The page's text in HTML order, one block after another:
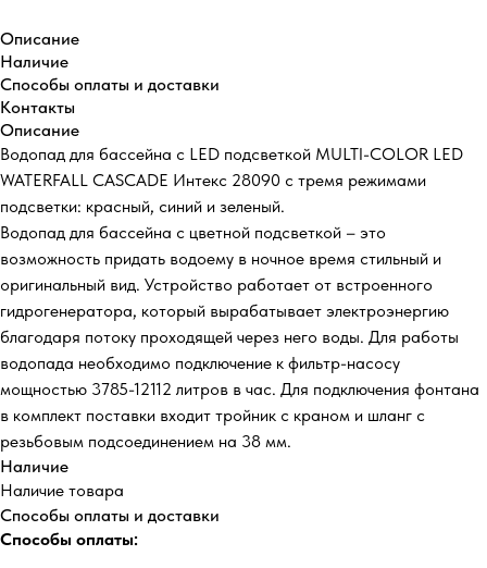
Описание
Наличие
Способы оплаты и доставки
Контакты
Описание
Водопад для бассейна с LED подсветкой MULTI-COLOR LED
WATERFALL CASCADE Интекс 28090 с тремя режимами
подсветки: красный, синий и зеленый.
Водопад для бассейна с цветной подсветкой – это
возможность придать водоему в ночное время стильный и
оригинальный вид. Устройство работает от встроенного
гидрогенератора, который вырабатывает электроэнергию
благодаря потоку проходящей через него воды. Для работы
водопада необходимо подключение к фильтр-насосу
мощностью 3785-12112 литров в час. Для подключения фонтана
в комплект поставки входит тройник с краном и шланг с
резьбовым подсоединением на 38 мм.
Наличие
Наличие товара
Способы оплаты и доставки
Способы оплаты: